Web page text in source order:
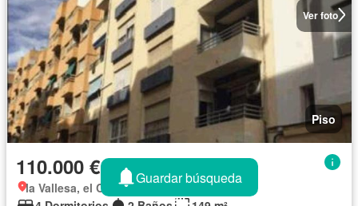
Ver foto
Piso
110.000 €
la Vallesa, el Camp de Morvedre
Guardar búsqueda